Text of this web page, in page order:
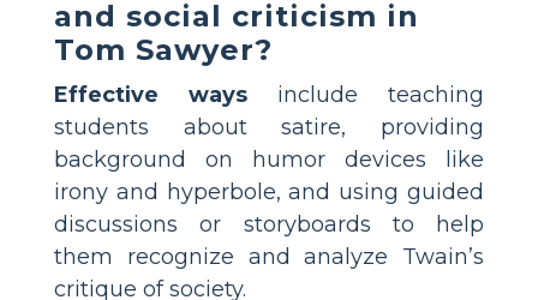
and social criticism in
Tom Sawyer?
Effective ways include teaching
students about satire, providing
background on humor devices like
irony and hyperbole, and using guided
discussions or storyboards to help
them recognize and analyze Twain’s
critique of society.